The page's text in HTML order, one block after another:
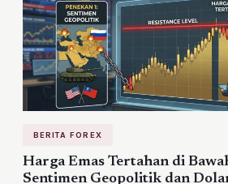
BERITA FOREX
Harga Emas Tertahan di
Sentimen Geopolitik dan